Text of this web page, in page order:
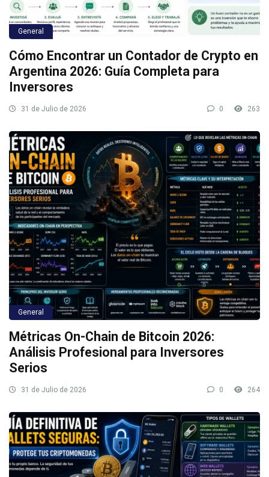
General
Cómo Encontrar un Contador de Crypto en
Argentina 2026: Guía Completa para
Inversores
31 de Julio de 2026 0 263
General
Métricas On-Chain de Bitcoin 2026:
Análisis Profesional para Inversores
Serios
31 de Julio de 2026 0 264